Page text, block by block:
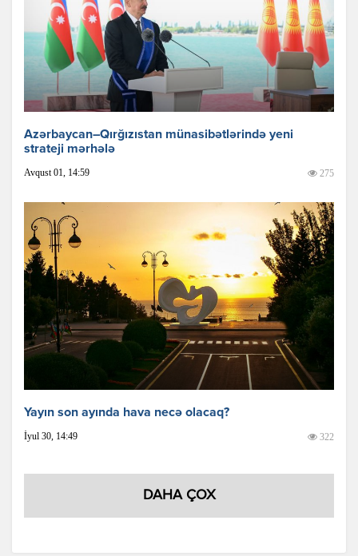
Azərbaycan–Qırğızıstan münasibətlərində yeni
strateji mərhələ
Avqust 01, 14:59 275
Yayın son ayında hava necə olacaq?
İyul 30, 14:49 322
DAHA ÇOX